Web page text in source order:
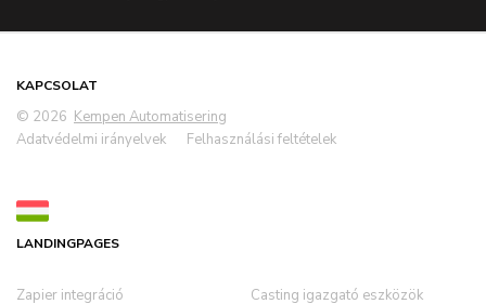
KAPCSOLAT
© 2026 Kempen Automatisering
Adatvédelmi irányelvek
Felhasználási feltételek
LANDINGPAGES
Zapier integráció
Casting igazgató eszközök